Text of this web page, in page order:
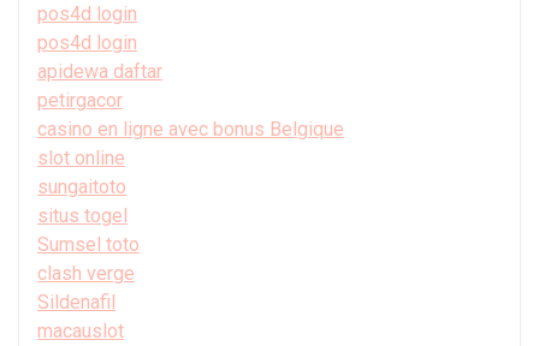
pos4d login
pos4d login
apidewa daftar
petirgacor
casino en ligne avec bonus Belgique
slot online
sungaitoto
situs togel
Sumsel toto
clash verge
Sildenafil
macauslot